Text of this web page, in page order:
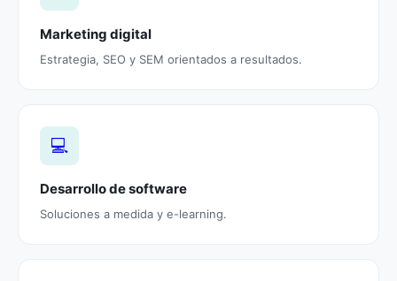
Marketing digital
Estrategia, SEO y SEM orientados a resultados.
💻
Desarrollo de software
Soluciones a medida y e-learning.